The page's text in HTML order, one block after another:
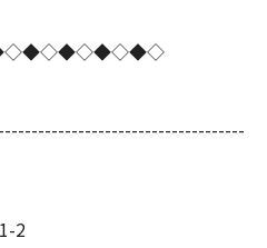
2